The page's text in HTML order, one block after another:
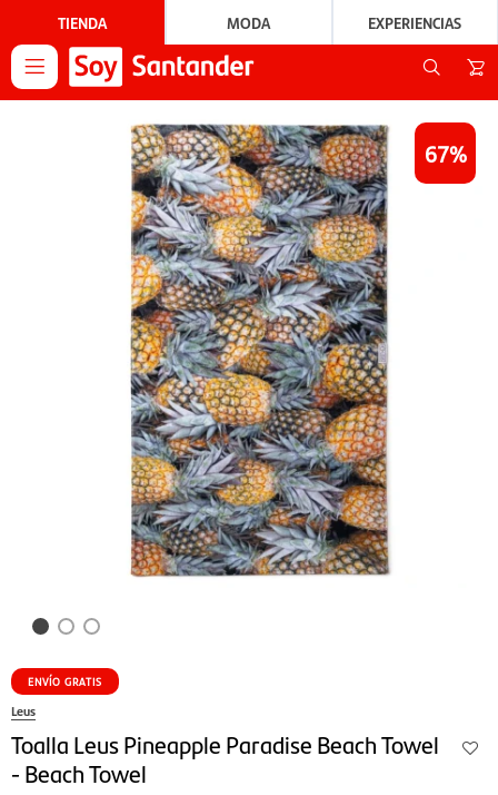
TIENDA MODA EXPERIENCIAS

67
ENVÍO GRATIS
Leus
Toalla Leus Pineapple Paradise Beach Towel
- Beach Towel